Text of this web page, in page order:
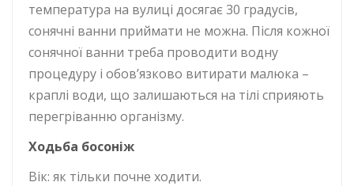
температура на вулиці досягає 30 градусів,
сонячні ванни приймати не можна. Після кожної
сонячної ванни треба проводити водну
процедуру і обов’язково витирати малюка –
краплі води, що залишаються на тілі сприяють
перегріванню організму.
Ходьба босоніж
Вік: як тільки почне ходити.